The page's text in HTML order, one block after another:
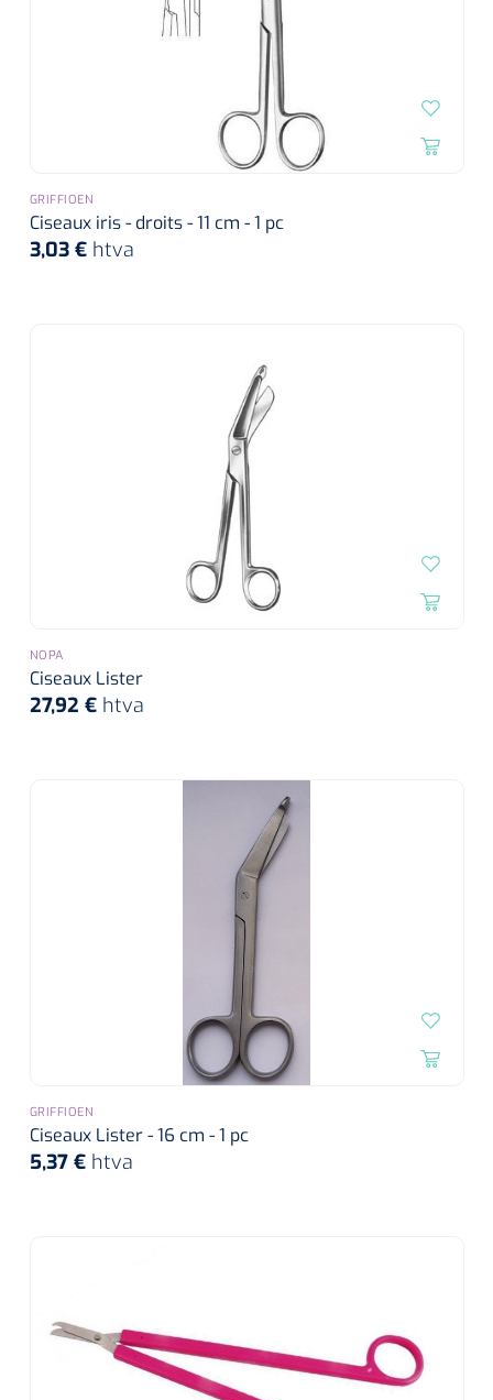
GRIFFIOEN
Ciseaux iris - droits - 11 cm - 1 pc
3,03 € htva
NOPA
Ciseaux Lister
27,92 € htva
GRIFFIOEN
Ciseaux Lister - 16 cm - 1 pc
5,37 € htva